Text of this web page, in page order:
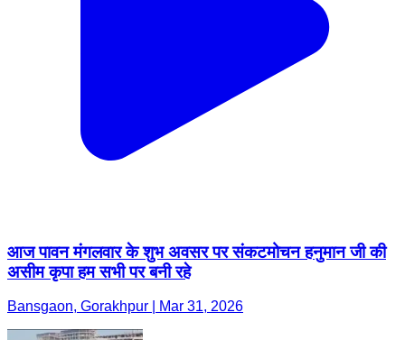
आज पावन मंगलवार के शुभ अवसर पर संकटमोचन हनुमान जी की
असीम कृपा हम सभी पर बनी रहे
Bansgaon, Gorakhpur | Mar 31, 2026